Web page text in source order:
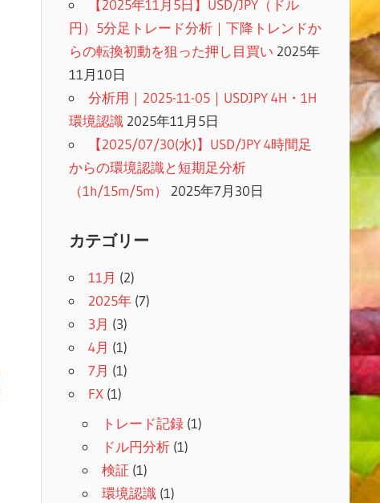
【2025年11月5日】USD/JPY（ドル
円）5分足トレード分析｜下降トレンドか
らの転換初動を狙った押し目買い 2025年
11月10日
分析用｜2025-11-05｜USDJPY 4H・1H
環境認識 2025年11月5日
【2025/07/30(水)】USD/JPY 4時間足
からの環境認識と短期足分析
（1h/15m/5m）
2025年7月30日
カテゴリー
11月 (2)
2025年(7)
3月 (3)
4月 (1)
7月 (1)
FX(1)
トレード記録(1)
ドル円分析(1)
検証 (1)
環境認識(1)